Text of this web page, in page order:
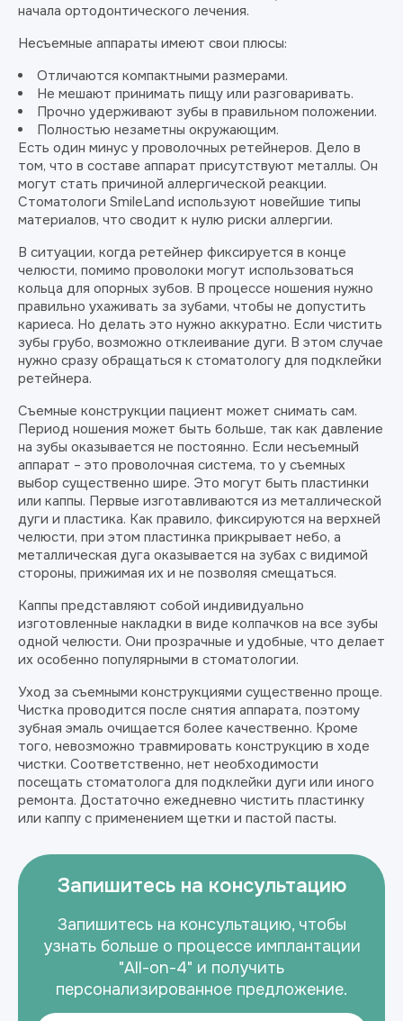
начала ортодонтического лечения.
Несъемные аппараты имеют свои плюсы:
Отличаются компактными размерами.
Не мешают принимать пищу или разговаривать.
Прочно удерживают зубы в правильном положении.
Полностью незаметны окружающим.
Есть один минус у проволочных ретейнеров. Дело в
том, что в составе аппарат присутствуют металлы. Он
могут стать причиной аллергической реакции.
Стоматологи SmileLand используют новейшие типы
материалов, что сводит к нулю риски аллергии.
В ситуации, когда ретейнер фиксируется в конце
челюсти, помимо проволоки могут использоваться
кольца для опорных зубов. В процессе ношения нужно
правильно ухаживать за зубами, чтобы не допустить
кариеса. Но делать это нужно аккуратно. Если чистить
зубы грубо, возможно отклеивание дуги. В этом случае
нужно сразу обращаться к стоматологу для подклейки
ретейнера.
Съемные конструкции пациент может снимать сам.
Период ношения может быть больше, так как давление
на зубы оказывается не постоянно. Если несъемный
аппарат – это проволочная система, то у съемных
выбор существенно шире. Это могут быть пластинки
или каппы. Первые изготавливаются из металлической
дуги и пластика. Как правило, фиксируются на верхней
челюсти, при этом пластинка прикрывает небо, а
металлическая дуга оказывается на зубах с видимой
стороны, прижимая их и не позволяя смещаться.
Каппы представляют собой индивидуально
изготовленные накладки в виде колпачков на все зубы
одной челюсти. Они прозрачные и удобные, что делает
их особенно популярными в стоматологии.
Уход за съемными конструкциями существенно проще.
Чистка проводится после снятия аппарата, поэтому
зубная эмаль очищается более качественно. Кроме
того, невозможно травмировать конструкцию в ходе
чистки. Соответственно, нет необходимости
посещать стоматолога для подклейки дуги или иного
ремонта. Достаточно ежедневно чистить пластинку
или каппу с применением щетки и пастой пасты.
Запишитесь на консультацию
Запишитесь на консультацию, чтобы
узнать больше о процессе имплантации
"All-on-4" и получить
персонализированное предложение.